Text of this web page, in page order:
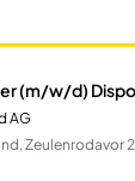
AG
Zeulenrodavor